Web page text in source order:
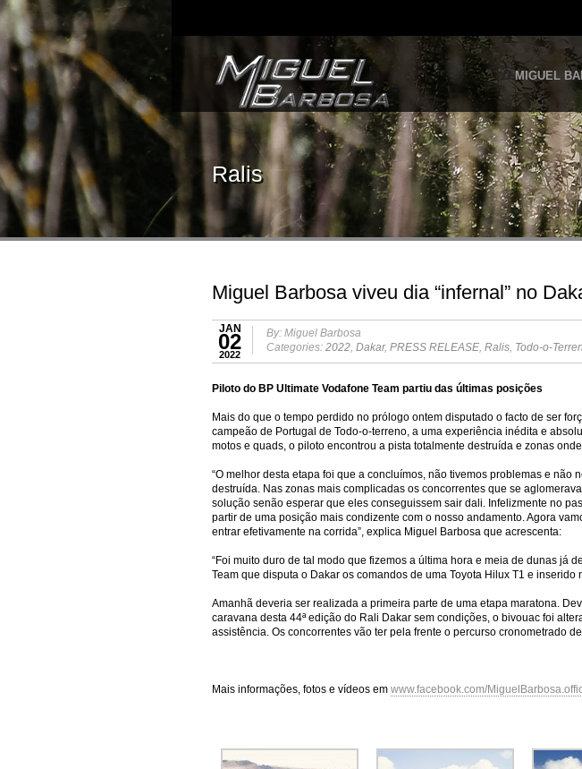
MIGUEL
Ralis
Miguel Barbosa viveu dia “infernal” no
JAN
02
2022
By: Miguel Barbosa
Categories: 2022, Dakar, PRESS RELEASE, Ralis, Todo-o-
Piloto do BP Ultimate Vodafone Team partiu das últimas posições
Mais do que o tempo perdido no prólogo ontem disputado o facto de ser
campeão de Portugal de Todo-o-terreno, a uma experiência inédita e
motos e quads, o piloto encontrou a pista totalmente destruída e zonas
“O melhor desta etapa foi que a concluímos, não tivemos problemas e
destruída. Nas zonas mais complicadas os concorrentes que se
solução senão esperar que eles conseguissem sair dali. Infelizmente no
partir de uma posição mais condizente com o nosso andamento. Agora
entrar efetivamente na corrida”, explica Miguel Barbosa que acrescenta:
“Foi muito duro de tal modo que fizemos a última hora e meia de dunas já
Team que disputa o Dakar os comandos de uma Toyota Hilux T1 e inserido
Amanhã deveria ser realizada a primeira parte de uma etapa maratona.
caravana desta 44ª edição do Rali Dakar sem condições, o bivouac foi
assistência. Os concorrentes vão ter pela frente o percurso cronometrado
Mais informações, fotos e vídeos em www.facebook.com/